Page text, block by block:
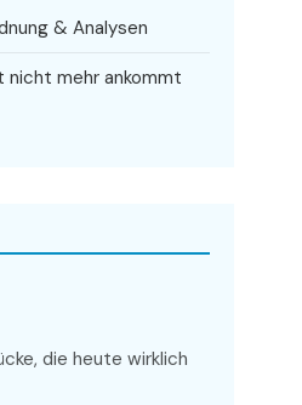
& Analysen
nicht mehr ankommt
die heute wirklich